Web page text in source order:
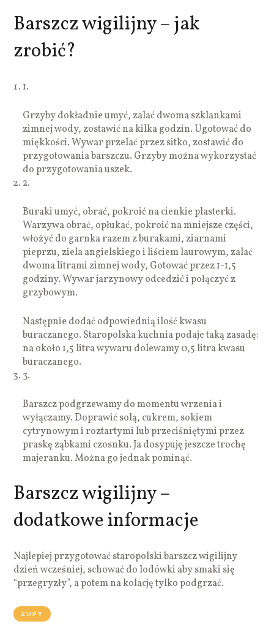
Barszcz wigilijny – jak
zrobić?
1.
Grzyby dokładnie umyć, zalać dwoma szklankami
zimnej wody, zostawić na kilka godzin. Ugotować do
miękkości. Wywar przelać przez sitko, zostawić do
przygotowania barszczu. Grzyby można wykorzystać
do przygotowania uszek.
2.
Buraki umyć, obrać, pokroić na cienkie plasterki.
Warzywa obrać, opłukać, pokroić na mniejsze części,
włożyć do garnka razem z burakami, ziarnami
pieprzu, ziela angielskiego i liściem laurowym, zalać
dwoma litrami zimnej wody, Gotować przez 1-1,5
godziny. Wywar jarzynowy odcedzić i połączyć z
grzybowym.
Następnie dodać odpowiednią ilość kwasu
buraczanego. Staropolska kuchnia podaje taką zasadę:
na około 1,5 litra wywaru dolewamy 0,5 litra kwasu
buraczanego.
3.
Barszcz podgrzewamy do momentu wrzenia i
wyłączamy. Doprawić solą, cukrem, sokiem
cytrynowym i roztartymi lub przeciśniętymi przez
praskę ząbkami czosnku. Ja dosypuję jeszcze trochę
majeranku. Można go jednak pominąć.
Barszcz wigilijny –
dodatkowe informacje
Najlepiej przygotować staropolski barszcz wigilijny
dzień wcześniej, schować do lodówki aby smaki się
“przegryzły”, a potem na kolację tylko podgrzać.
ZUPY